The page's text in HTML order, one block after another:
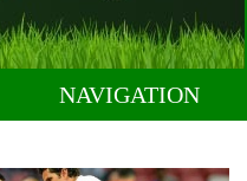
NAVIGATION